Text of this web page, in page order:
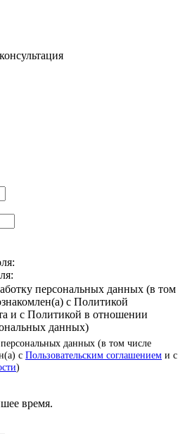
персональных данных (в том
с Политикой
и с Политикой в отношении
данных)
данных (в том числе
с Пользовательским соглашением и с
)
время.